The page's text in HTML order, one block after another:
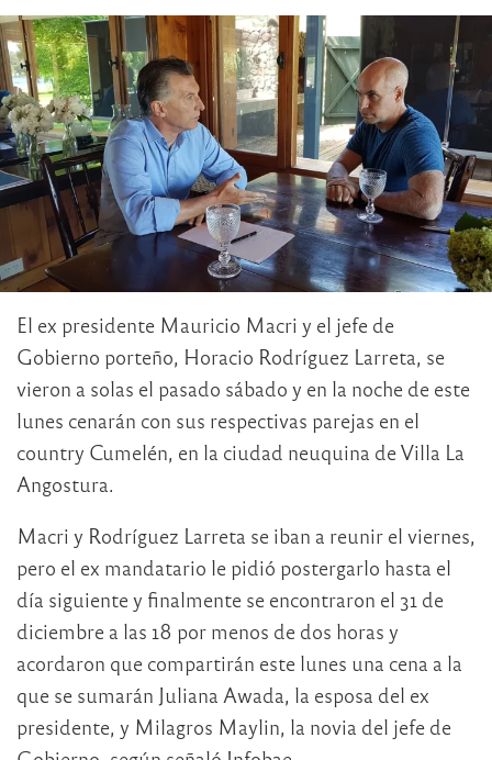
El ex presidente Mauricio Macri y el jefe de
Gobierno porteño, Horacio Rodríguez Larreta, se
vieron a solas el pasado sábado y en la noche de este
lunes cenarán con sus respectivas parejas en el
country Cumelén, en la ciudad neuquina de Villa La
Angostura.
Macri y Rodríguez Larreta se iban a reunir el viernes,
pero el ex mandatario le pidió postergarlo hasta el
día siguiente y finalmente se encontraron el 31 de
diciembre a las 18 por menos de dos horas y
acordaron que compartirán este lunes una cena a la
que se sumarán Juliana Awada, la esposa del ex
presidente, y Milagros Maylin, la novia del jefe de